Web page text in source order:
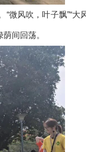
微风吹，叶子飘”“
间回荡。